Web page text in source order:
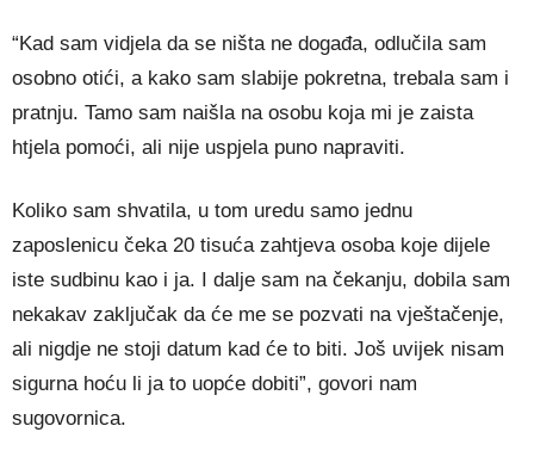
“Kad sam vidjela da se ništa ne događa, odlučila sam
osobno otići, a kako sam slabije pokretna, trebala sam i
pratnju. Tamo sam naišla na osobu koja mi je zaista
htjela pomoći, ali nije uspjela puno napraviti.
Koliko sam shvatila, u tom uredu samo jednu
zaposlenicu čeka 20 tisuća zahtjeva osoba koje dijele
iste sudbinu kao i ja. I dalje sam na čekanju, dobila sam
nekakav zaključak da će me se pozvati na vještačenje,
ali nigdje ne stoji datum kad će to biti. Još uvijek nisam
sigurna hoću li ja to uopće dobiti”, govori nam
sugovornica.